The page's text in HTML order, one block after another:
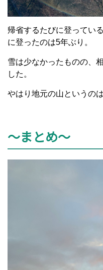
帰省するたびに登っている
に登ったのは5年ぶり。
雪は少なかったものの、
した。
やはり地元の山というの
～まとめ～